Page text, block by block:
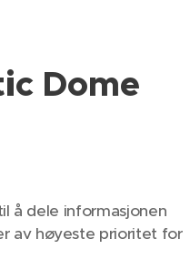
Dome
å dele informasjonen
av høyeste prioritet for